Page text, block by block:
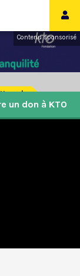
Contenu sponsorisé
un don à KTO